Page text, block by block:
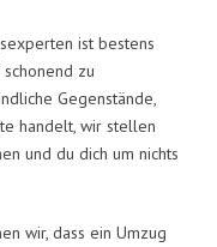
ist bestens
zu
Gegenstände,
handelt, wir stellen
und du dich um nichts
wir, dass ein Umzug